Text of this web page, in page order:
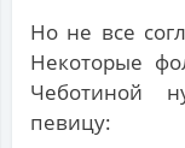
Но не все
Некоторые
Чеботиной
певицу: